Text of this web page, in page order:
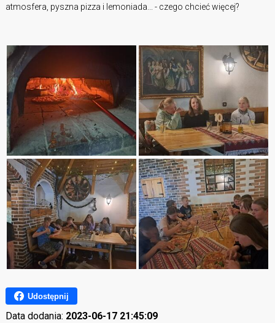
atmosfera, pyszna pizza i lemoniada... - czego chcieć więcej?
Udostępnij
Data dodania: 2023-06-17 21:45:09